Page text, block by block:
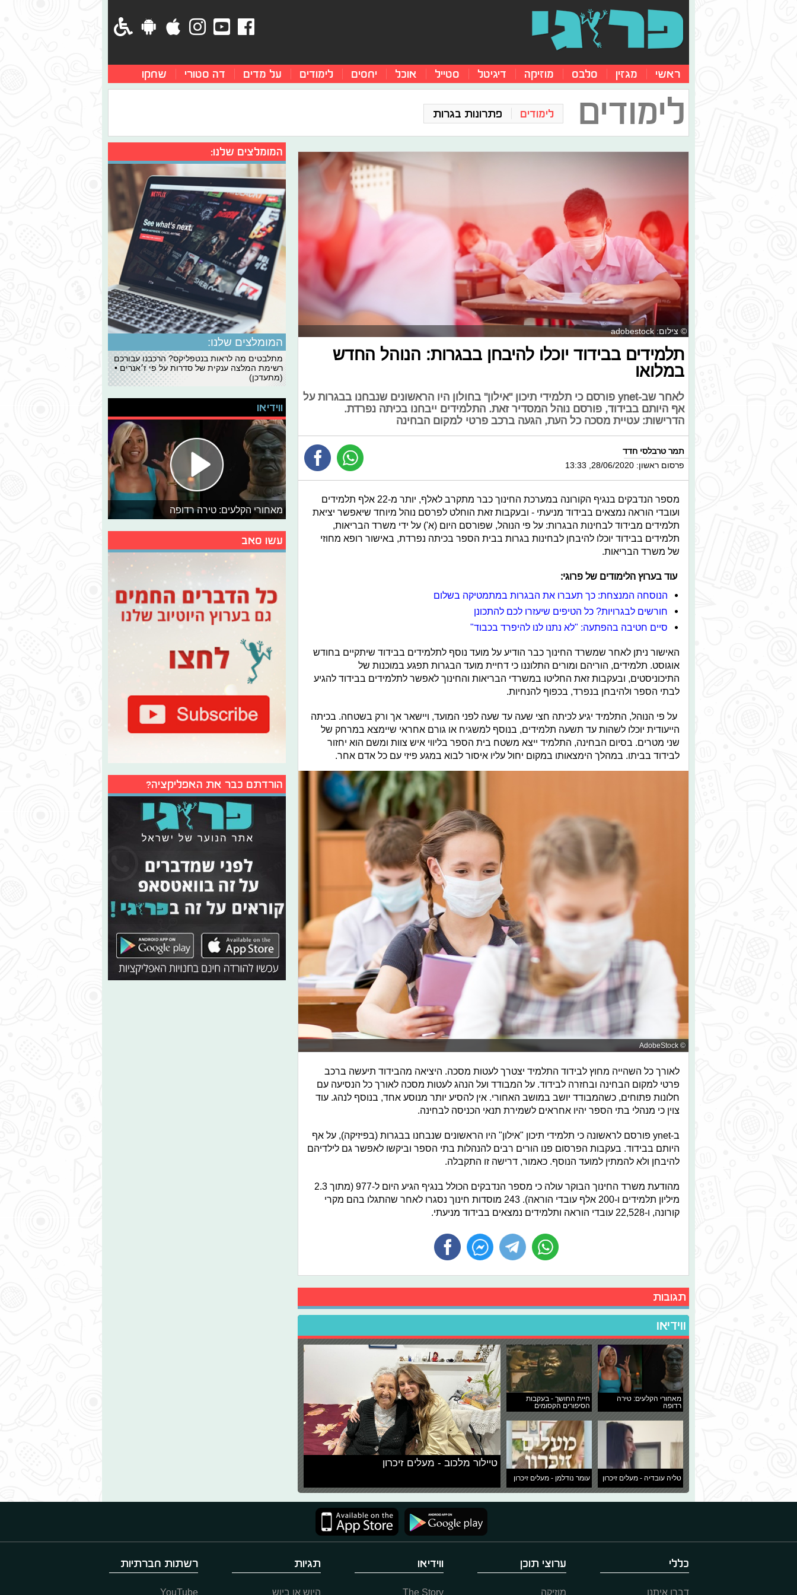
ראשי מגזין סלבס מוזיקה דיגיטל סטייל אוכל יחסים לימודים על מדים דה סטורי שחקו
לימודים לימודים פתרונות בגרות
© צילום: adobestock
תלמידים בבידוד יוכלו להיבחן בבגרות: הנוהל החדש
במלואו
לאחר שב-ynet פורסם כי תלמידי תיכון "אילון" בחולון היו הראשונים שנבחנו בבגרות על
אף היותם בבידוד, פורסם נוהל המסדיר זאת. התלמידים ייבחנו בכיתה נפרדת.
הדרישות: עטיית מסכה כל העת, הגעה ברכב פרטי למקום הבחינה
תמר טרבלסי חדד
פרסום ראשון: 28/06/2020, 13:33
מספר הנדבקים בנגיף הקורונה במערכת החינוך כבר מתקרב לאלף, יותר מ-22 אלף תלמידים
ועובדי הוראה נמצאים בבידוד מניעתי - ובעקבות זאת הוחלט לפרסם נוהל מיוחד שיאפשר יציאת
תלמידים מבידוד לבחינות הבגרות: על פי הנוהל, שפורסם היום (א') על ידי משרד הבריאות,
תלמידים בבידוד יוכלו להיבחן לבחינות בגרות בבית הספר בכיתה נפרדת, באישור רופא מחוזי
של משרד הבריאות.
עוד בערוץ הלימודים של פרוגי:
הנוסחה המנצחת: כך תעברו את הבגרות במתמטיקה בשלום
חורשים לבגרויות? כל הטיפים שיעזרו לכם להתכונן
סיים חטיבה בהפתעה: "לא נתנו לנו להיפרד בכבוד"
האישור ניתן לאחר שמשרד החינוך כבר הודיע על מועד נוסף לתלמידים בבידוד שיתקיים בחודש
אוגוסט. תלמידים, הוריהם ומורים התלוננו כי דחיית מועד הבגרות תפגע במוכנות של
התיכוניסטים, ובעקבות זאת החליטו במשרדי הבריאות והחינוך לאפשר לתלמידים בבידוד להגיע
לבתי הספר ולהיבחן בנפרד, בכפוף להנחיות.
על פי הנוהל, התלמיד יגיע לכיתה חצי שעה עד שעה לפני המועד, ויישאר אך ורק בשטחה. בכיתה
הייעודית יוכלו לשהות עד תשעה תלמידים, בנוסף למשגיח או גורם אחראי שיימצא במרחק של
שני מטרים. בסיום הבחינה, התלמיד ייצא משטח בית הספר בליווי איש צוות ומשם הוא יחזור
לבידוד בביתו. במהלך הימצאותו במקום יחול עליו איסור לבוא במגע פיזי עם כל אדם אחר.
© AdobeStock
לאורך כל השהייה מחוץ לבידוד התלמיד יצטרך לעטות מסכה. היציאה מהבידוד תיעשה ברכב
פרטי למקום הבחינה ובחזרה לבידוד. על המבודד ועל הנהג לעטות מסכה לאורך כל הנסיעה עם
חלונות פתוחים, כשהמבודד יושב במושב האחורי. אין להסיע יותר מנוסע אחד, בנוסף לנהג. עוד
צוין כי מנהלי בתי הספר יהיו אחראים לשמירת תנאי הכניסה לבחינה.
ב-ynet פורסם לראשונה כי תלמידי תיכון "אילון" היו הראשונים שנבחנו בבגרות (בפיזיקה), על אף
היותם בבידוד. בעקבות הפרסום פנו הורים רבים להנהלות בתי הספר וביקשו לאפשר גם לילדיהם
להיבחן ולא להמתין למועד הנוסף. כאמור, דרישה זו התקבלה.
מהודעת משרד החינוך הבוקר עולה כי מספר הנדבקים הכולל בנגיף הגיע היום ל-977 (מתוך 2.3
מיליון תלמידים ו-200 אלף עובדי הוראה). 243 מוסדות חינוך נסגרו לאחר שהתגלו בהם מקרי
קורונה, ו-22,528 עובדי הוראה ותלמידים נמצאים בבידוד מניעתי.
תגובות
ווידיאו
מאחורי הקלעים: טירה
רדופה
חיית החושך - בעקבות
הסיפורים הקסומים
טליה עובדיה - מעלים זיכרון עומר נודלמן - מעלים זיכרון
טיילור מלכוב - מעלים זיכרון
המומלצים שלנו:
המומלצים שלנו:
מתלבטים מה לראות בנטפליקס? הרכבנו עבורכם
רשימת המלצה ענקית של סדרות על פי ז׳אנרים •
(מתעדכן)
ווידיאו
מאחורי הקלעים: טירה רדופה
עשו סאב
הורדתם כבר את האפליקציה?
כללי
דברו איתנו
ערוצי תוכן
מוזיקה
ווידיאו
The Story
תגיות
היוש או ביוש
רשתות חברתיות
YouTube